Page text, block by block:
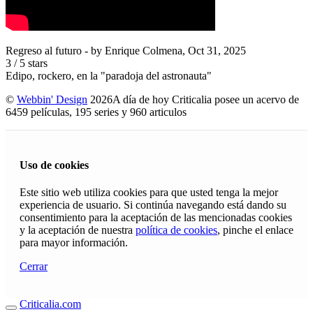
Regreso al futuro - by Enrique Colmena, Oct 31, 2025
3 / 5 stars
Edipo, rockero, en la "paradoja del astronauta"
© Webbin' Design 2026A día de hoy Criticalia posee un acervo de
6459 películas, 195 series y 960 articulos
Uso de cookies
Este sitio web utiliza cookies para que usted tenga la mejor
experiencia de usuario. Si continúa navegando está dando su
consentimiento para la aceptación de las mencionadas cookies
y la aceptación de nuestra política de cookies, pinche el enlace
para mayor información.
Cerrar
Criticalia.com